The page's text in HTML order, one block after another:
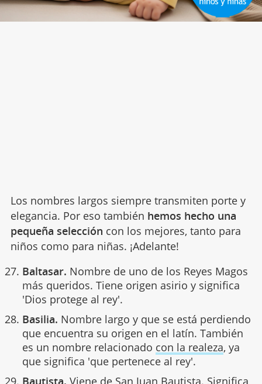
Los nombres largos siempre transmiten porte y
elegancia. Por eso también hemos hecho una
pequeña selección con los mejores, tanto para
niños como para niñas. ¡Adelante!
Baltasar. Nombre de uno de los Reyes Magos
más queridos. Tiene origen asirio y significa
'Dios protege al rey'.
Basilia. Nombre largo y que se está perdiendo
que encuentra su origen en el latín. También
es un nombre relacionado con la realeza, ya
que significa 'que pertenece al rey'.